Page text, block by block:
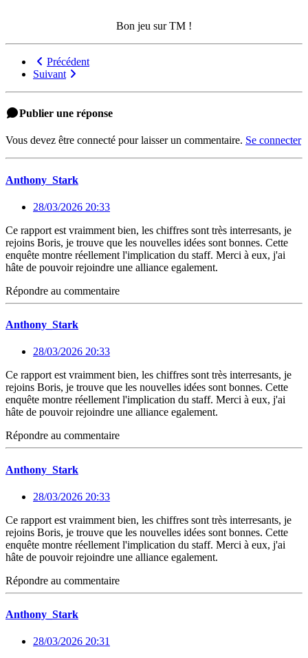
Bon jeu sur TM !
Précédent
Suivant
Publier une réponse
Vous devez être connecté pour laisser un commentaire. Se connecter
Anthony_Stark
28/03/2026 20:33
Ce rapport est vraimment bien, les chiffres sont très interresants, je
rejoins Boris, je trouve que les nouvelles idées sont bonnes. Cette
enquête montre réellement l'implication du staff. Merci à eux, j'ai
hâte de pouvoir rejoindre une alliance egalement.
Répondre au commentaire
Anthony_Stark
28/03/2026 20:33
Ce rapport est vraimment bien, les chiffres sont très interresants, je
rejoins Boris, je trouve que les nouvelles idées sont bonnes. Cette
enquête montre réellement l'implication du staff. Merci à eux, j'ai
hâte de pouvoir rejoindre une alliance egalement.
Répondre au commentaire
Anthony_Stark
28/03/2026 20:33
Ce rapport est vraimment bien, les chiffres sont très interresants, je
rejoins Boris, je trouve que les nouvelles idées sont bonnes. Cette
enquête montre réellement l'implication du staff. Merci à eux, j'ai
hâte de pouvoir rejoindre une alliance egalement.
Répondre au commentaire
Anthony_Stark
28/03/2026 20:31